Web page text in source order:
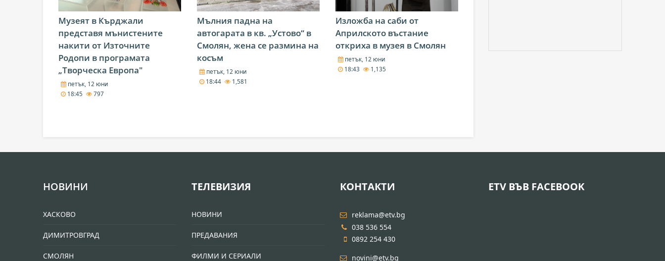
Музеят в Кърджали
представя мънистените
накити от Източните
Родопи в програмата
„Творческа Европа"
петък, 12 юни
18:45
797
Мълния падна на
автогарата в кв. „Устово“ в
Смолян, жена се размина на
косъм
петък, 12 юни
18:44
1,581
Изложба на саби от
Априлското въстание
откриха в музея в Смолян
петък, 12 юни
18:43
1,135
НОВИНИ
ХАСКОВО
ДИМИТРОВГРАД
СМОЛЯН
ТЕЛЕВИЗИЯ
НОВИНИ
ПРЕДАВАНИЯ
ФИЛМИ И СЕРИАЛИ
КОНТАКТИ
reklama@etv.bg
038 536 554
0892 254 430
novini@etv.bg
ETV ВЪВ FACEBOOK